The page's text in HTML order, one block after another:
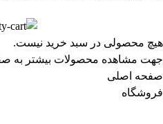
هیچ محصولی در سبد خرید نیست.
جهت مشاهده محصولات بیشتر به
صفحه اصلی
فروشگاه